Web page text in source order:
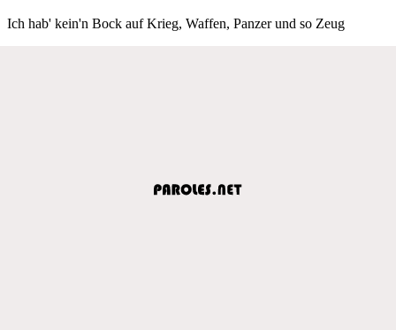
Ich hab' kein'n Bock auf Krieg, Waffen, Panzer und so Zeug